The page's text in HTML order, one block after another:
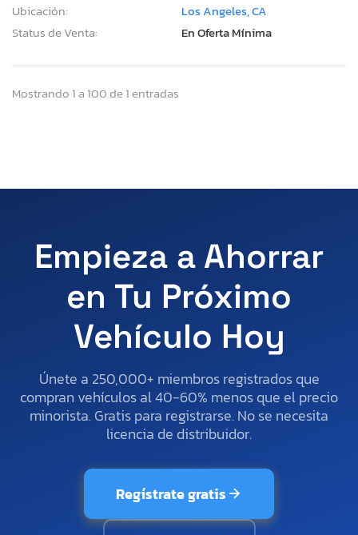
Ubicación:
Los Angeles, CA
Status de Venta:
En Oferta Mínima
Mostrando 1 a 100 de 1 entradas
Empieza a Ahorrar
en Tu Próximo
Vehículo Hoy
Únete a 250,000+ miembros registrados que
compran vehículos al 40-60% menos que el precio
minorista. Gratis para registrarse. No se necesita
licencia de distribuidor.
Regístrate gratis